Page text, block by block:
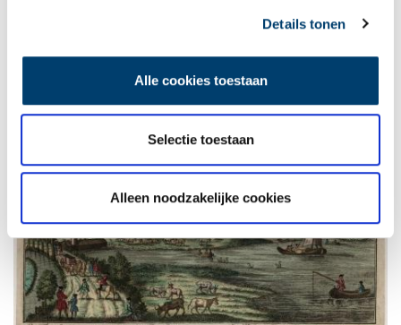
Details tonen
Alle cookies toestaan
Selectie toestaan
Alleen noodzakelijke cookies
moest worden, kreeg de natuur daar decennialang vrij spel.
Spaarnwoude, ’t Twiske en Groengebied Amstelland.